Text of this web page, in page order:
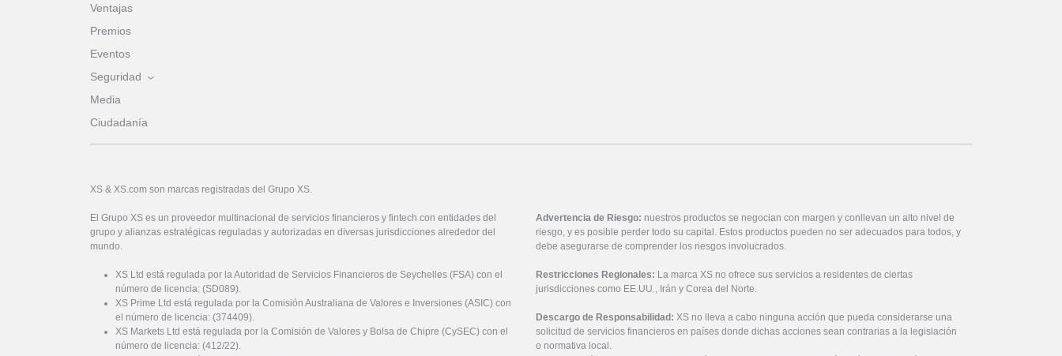
Ventajas
Premios
Eventos
Seguridad
Media
Ciudadanía
XS & XS.com son marcas registradas del Grupo XS.
El Grupo XS es un proveedor multinacional de servicios financieros y fintech con entidades del
grupo y alianzas estratégicas reguladas y autorizadas en diversas jurisdicciones alrededor del
mundo.
XS Ltd está regulada por la Autoridad de Servicios Financieros de Seychelles (FSA) con el
número de licencia: (SD089).
XS Prime Ltd está regulada por la Comisión Australiana de Valores e Inversiones (ASIC) con
el número de licencia: (374409).
XS Markets Ltd está regulada por la Comisión de Valores y Bolsa de Chipre (CySEC) con el
número de licencia: (412/22).
Advertencia de Riesgo: nuestros productos se negocian con margen y conllevan un alto nivel de
riesgo, y es posible perder todo su capital. Estos productos pueden no ser adecuados para todos, y
debe asegurarse de comprender los riesgos involucrados.
Restricciones Regionales: La marca XS no ofrece sus servicios a residentes de ciertas
jurisdicciones como EE.UU., Irán y Corea del Norte.
Descargo de Responsabilidad: XS no lleva a cabo ninguna acción que pueda considerarse una
solicitud de servicios financieros en países donde dichas acciones sean contrarias a la legislación
o normativa local.